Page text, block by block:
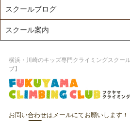
スクールブログ
スクール案内
横浜・川崎のキッズ専門クライミングスクー
ブ】
お問い合わせはメールにてお願いします！